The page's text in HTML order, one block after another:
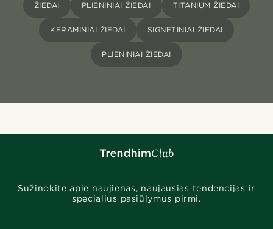
ŽIEDAI PLIENINIAI ŽIEDAI TITANIUM ŽIEDAI
KERAMINIAI ŽIEDAI SIGNETINIAI ŽIEDAI
PLIENINIAI ŽIEDAI
Sužinokite apie naujienas, naujausias tendencijas ir
specialius pasiūlymus pirmi.